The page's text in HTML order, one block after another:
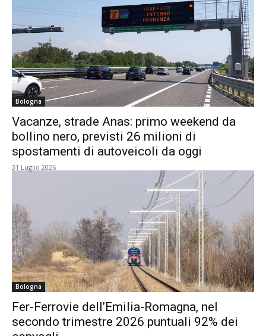
Bologna
Vacanze, strade Anas: primo weekend da
bollino nero, previsti 26 milioni di
spostamenti di autoveicoli da oggi
31 Luglio 2026
Bologna
Fer-Ferrovie dell’Emilia-Romagna, nel
secondo trimestre 2026 puntuali 92% dei